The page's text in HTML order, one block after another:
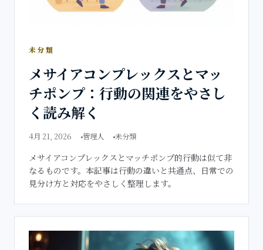
未分類
メサイアコンプレックスとマッ
チポンプ：行動の関連をやさし
く読み解く
4月 21, 2026 管理人 未分類
メサイアコンプレックスとマッチポンプ的行動は似て非
なるものです。本記事は行動の違いと共通点、日常での
見分け方と対応をやさしく整理します。